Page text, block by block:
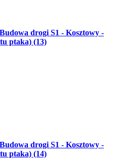
Budowa drogi S1 - Kosztowy -
ptaka) (13)
Budowa drogi S1 - Kosztowy -
ptaka) (14)